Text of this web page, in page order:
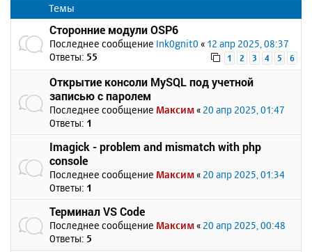
Темы
Сторонние модули OSP6
Последнее сообщение Ink0gnit0 « 12 апр 2025, 08:37
Ответы: 55 1 2 3 4 5 6
Открытие консоли MySQL под учетной
записью с паролем
Последнее сообщение Максим « 20 апр 2025, 01:47
Ответы: 1
Imagick - problem and mismatch with php
console
Последнее сообщение Максим « 20 апр 2025, 01:34
Ответы: 1
Терминал VS Code
Последнее сообщение Максим « 20 апр 2025, 00:48
Ответы: 5